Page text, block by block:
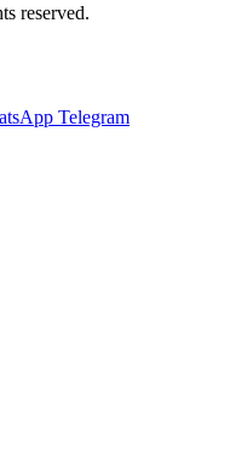
reserved.
Telegram